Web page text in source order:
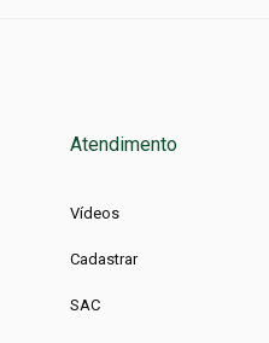
Atendimento
Vídeos
Cadastrar
SAC